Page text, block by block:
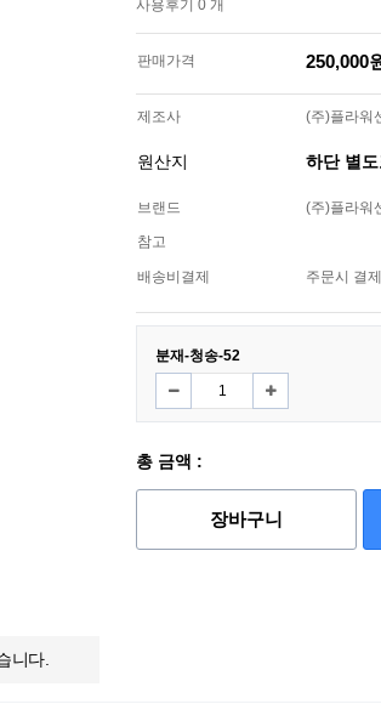
니다.
사용후기 0 개
판매가격 250,000
제조사 (주)플라워
원산지 하단 별도
브랜드
(주)플라워
참고
배송비결제 주문시 결제
분재-청송-52
총 금액 :
장바구니